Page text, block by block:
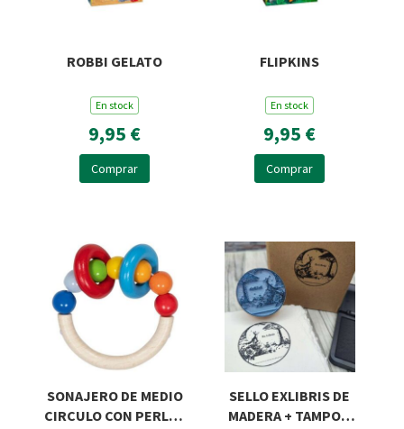
ROBBI GELATO
En stock
9,95 €
Comprar
FLIPKINS
En stock
9,95 €
Comprar
SONAJERO DE MEDIO
CIRCULO CON PERLAS
SELLO EXLIBRIS DE
MADERA + TAMPON